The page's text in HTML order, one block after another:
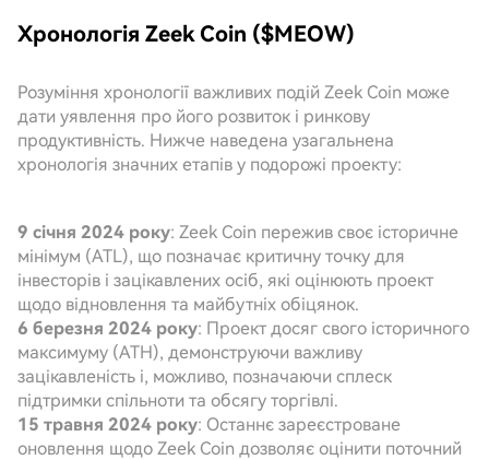
Хронологія Zeek Coin ($MEOW)
Розуміння хронології важливих подій Zeek Coin може
дати уявлення про його розвиток і ринкову
продуктивність. Нижче наведена узагальнена
хронологія значних етапів у подорожі проекту:
9 січня 2024 року: Zeek Coin пережив своє історичне
мінімум (ATL), що позначає критичну точку для
інвесторів і зацікавлених осіб, які оцінюють проект
щодо відновлення та майбутніх обіцянок.
6 березня 2024 року: Проект досяг свого історичного
максимуму (ATH), демонструючи важливу
зацікавленість і, можливо, позначаючи сплеск
підтримки спільноти та обсягу торгівлі.
15 травня 2024 року: Останнє зареєстроване
оновлення щодо Zeek Coin дозволяє оцінити поточний